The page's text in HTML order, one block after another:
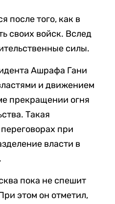
после того, как в
своих войск. Вслед
силы.
Ашрафа Гани
и движением
прекращении огня
Такая
при
власти в
пока не спешит
этом он отметил,